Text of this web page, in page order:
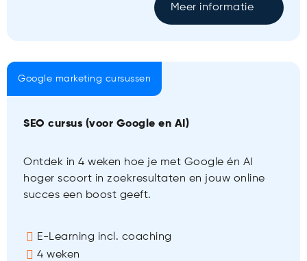
Meer informatie
Google marketing cursussen
SEO cursus (voor Google en AI)
Ontdek in 4 weken hoe je met Google én AI
hoger scoort in zoekresultaten en jouw online
succes een boost geeft.
E-Learning incl. coaching
4 weken